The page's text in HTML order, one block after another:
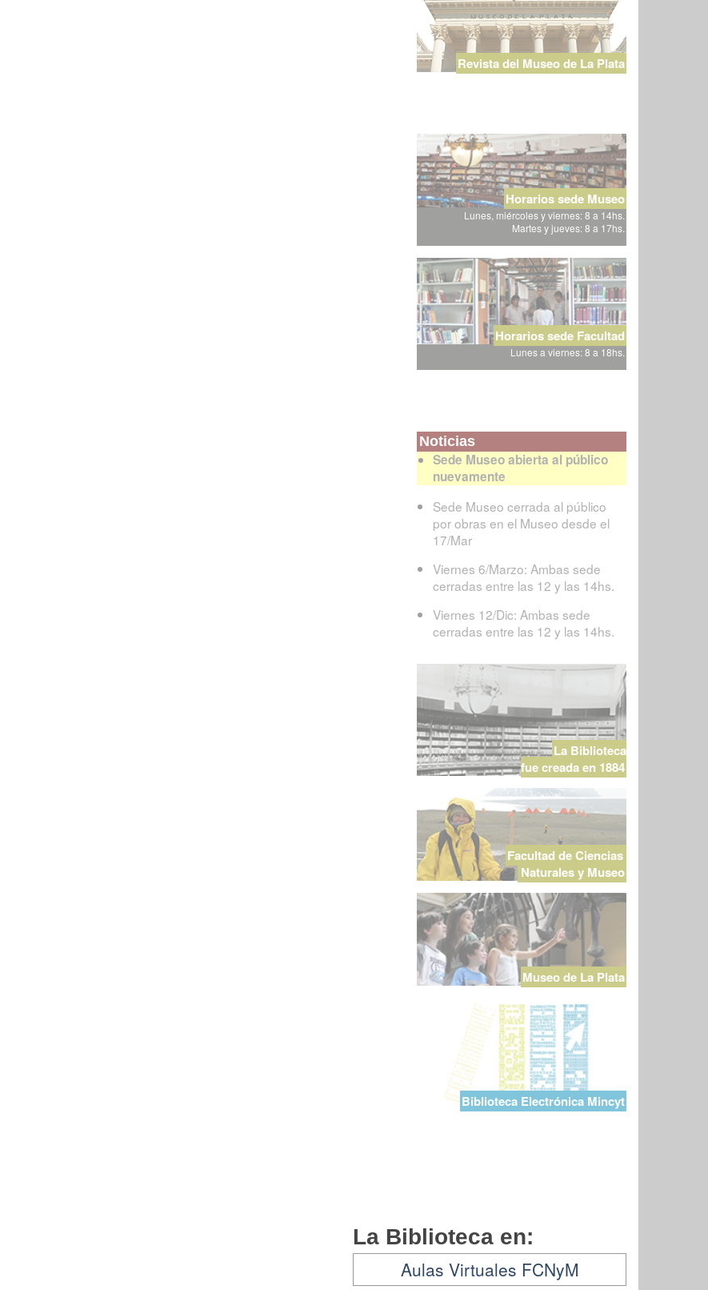
Revista del Museo de La Plata
Horarios sede Museo
Lunes, miércoles y viernes: 8 a 14hs.
Martes y jueves: 8 a 17hs.
Horarios sede Facultad
Lunes a viernes: 8 a 18hs.
Noticias
Sede Museo abierta al público
nuevamente
Sede Museo cerrada al público
por obras en el Museo desde el
17/Mar
Viernes 6/Marzo: Ambas sede
cerradas entre las 12 y las 14hs.
Viernes 12/Dic: Ambas sede
cerradas entre las 12 y las 14hs.
La Biblioteca
fue creada en 1884
Facultad de Ciencias
Naturales y Museo
Museo de La Plata
Biblioteca Electrónica Mincyt
La Biblioteca en:
Aulas Virtuales FCNyM